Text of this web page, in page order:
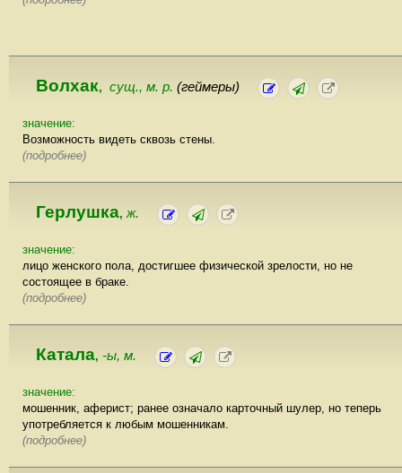
Волхак, сущ., м. р. (геймеры)
значение:
Возможность видеть сквозь стены.
(подробнее)
Герлушка, ж.
значение:
лицо женского пола, достигшее физической зрелости, но не
состоящее в браке.
(подробнее)
Катала, -ы, м.
значение:
мошенник, аферист; ранее означало карточный шулер, но теперь
употребляется к любым мошенникам.
(подробнее)